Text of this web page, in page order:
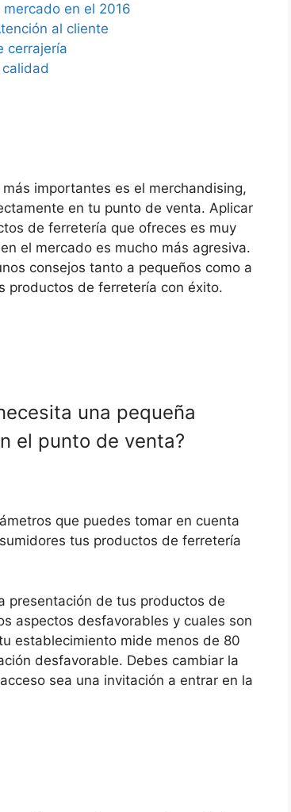
en el 2016
al cliente
cerrajería
importantes es el merchandising,
en tu punto de venta. Aplicar
de ferretería que ofreces es muy
el mercado es mucho más agresiva.
consejos tanto a pequeños como a
productos de ferretería con éxito.
una pequeña
el punto de venta?
que puedes tomar en cuenta
tus productos de ferretería
presentación de tus productos de
aspectos desfavorables y cuales son
establecimiento mide menos de 80
desfavorable. Debes cambiar la
sea una invitación a entrar en la